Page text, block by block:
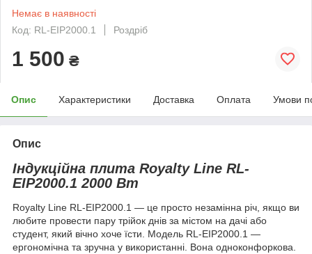
Немає в наявності
Код: RL-EIP2000.1
Роздріб
1 500 ₴
Опис Характеристики Доставка Оплата Умови
Опис
Індукційна плита Royalty Line RL-
EIP2000.1 2000 Вт
Royalty Line RL-EIP2000.1 — це просто незамінна річ, якщо ви
любите провести пару трійок днів за містом на дачі або
студент, який вічно хоче їсти. Модель RL-EIP2000.1 —
ергономічна та зручна у використанні. Вона одноконфоркова.